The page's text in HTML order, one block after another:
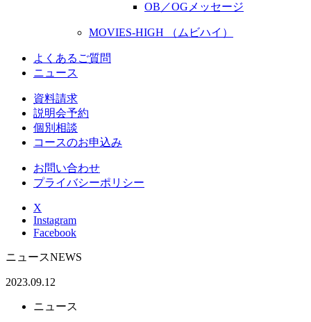
OB／OGメッセージ
MOVIES-HIGH （ムビハイ）
よくあるご質問
ニュース
資料請求
説明会予約
個別相談
コースのお申込み
お問い合わせ
プライバシーポリシー
X
Instagram
Facebook
ニュースNEWS
2023.09.12
ニュース